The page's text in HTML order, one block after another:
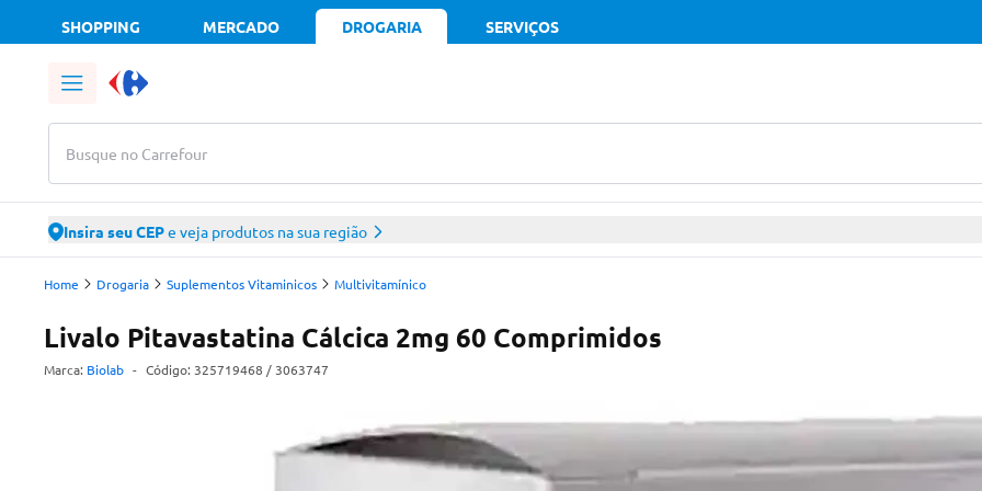
SHOPPING MERCADO DROGARIA SERVIÇOS
Busque no Carrefour
Insira seu CEPe veja produtos na sua região
Home Drogaria Suplementos Vitaminicos Multivitamínico
Livalo Pitavastatina Cálcica 2mg 60 Comprimidos
Marca: Biolab - Código: 325719468 / 3063747